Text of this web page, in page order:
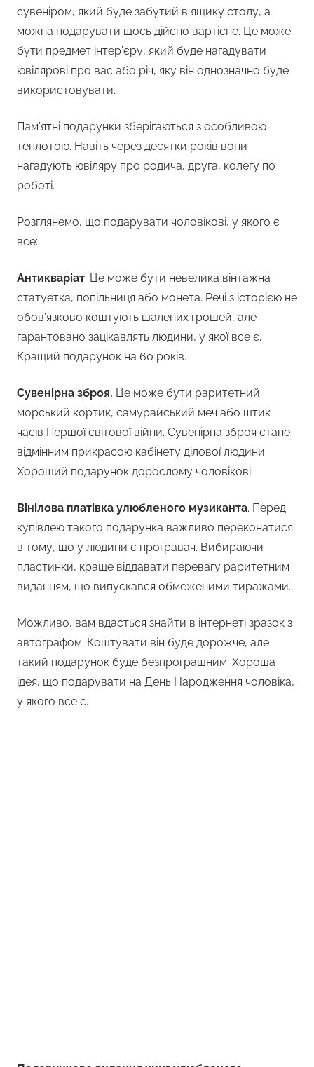
сувеніром, який буде забутий в ящику столу, а
можна подарувати щось дійсно вартісне. Це може
бути предмет інтер’єру, який буде нагадувати
ювілярові про вас або річ, яку він однозначно буде
використовувати.
Пам’ятні подарунки зберігаються з особливою
теплотою. Навіть через десятки років вони
нагадують ювіляру про родича, друга, колегу по
роботі.
Розглянемо, що подарувати чоловікові, у якого є
все:
Антикваріат. Це може бути невелика вінтажна
статуетка, попільниця або монета. Речі з історією не
обов’язково коштують шалених грошей, але
гарантовано зацікавлять людини, у якої все є.
Кращий подарунок на 60 років.
Сувенірна зброя. Це може бути раритетний
морський кортик, самурайський меч або штик
часів Першої світової війни. Сувенірна зброя стане
відмінним прикрасою кабінету ділової людини.
Хороший подарунок дорослому чоловікові.
Вінілова платівка улюбленого музиканта. Перед
купівлею такого подарунка важливо переконатися
в тому, що у людини є програвач. Вибираючи
пластинки, краще віддавати перевагу раритетним
виданням, що випускався обмеженими тиражами.
Можливо, вам вдасться знайти в інтернеті зразок з
автографом. Коштувати він буде дорожче, але
такий подарунок буде безпрограшним. Хороша
ідея, що подарувати на День Народження чоловіка,
у якого все є.